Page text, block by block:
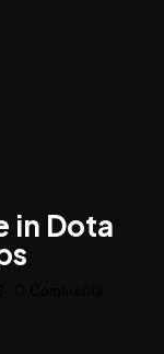
in Dota